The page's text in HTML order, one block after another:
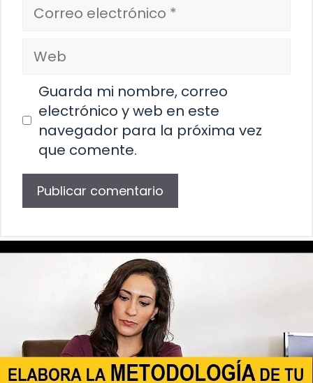
Correo
electrónico
Web
Guarda mi nombre, correo
electrónico y web en este
navegador para la próxima vez
que comente.